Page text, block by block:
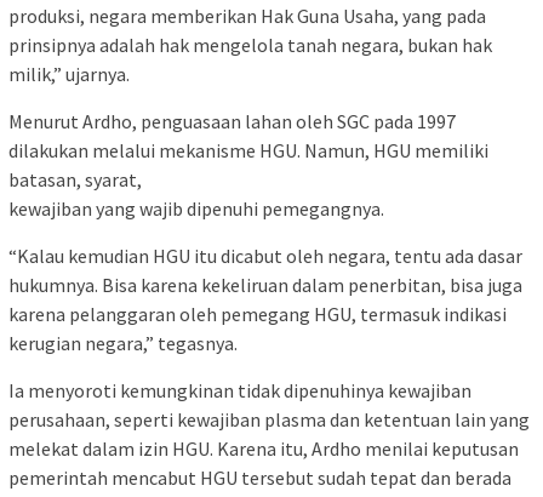
produksi, negara memberikan Hak Guna Usaha, yang pada
prinsipnya adalah hak mengelola tanah negara, bukan hak
milik,” ujarnya.
Menurut Ardho, penguasaan lahan oleh SGC pada 1997
dilakukan melalui mekanisme HGU. Namun, HGU memiliki
batasan, syarat,
kewajiban yang wajib dipenuhi pemegangnya.
“Kalau kemudian HGU itu dicabut oleh negara, tentu ada dasar
hukumnya. Bisa karena kekeliruan dalam penerbitan, bisa juga
karena pelanggaran oleh pemegang HGU, termasuk indikasi
kerugian negara,” tegasnya.
Ia menyoroti kemungkinan tidak dipenuhinya kewajiban
perusahaan, seperti kewajiban plasma dan ketentuan lain yang
melekat dalam izin HGU. Karena itu, Ardho menilai keputusan
pemerintah mencabut HGU tersebut sudah tepat dan berada